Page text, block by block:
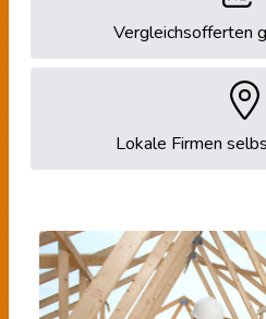
Vergleichsofferten
Lokale Firmen